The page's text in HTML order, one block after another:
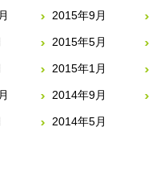
2015年9月
2015年5月
2015年1月
2014年9月
2014年5月